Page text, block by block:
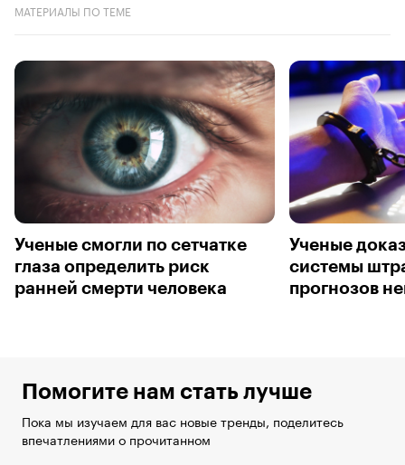
МАТЕРИАЛЫ ПО ТЕМЕ
Ученые смогли по сетчатке
глаза определить риск
ранней смерти человека
Ученые
системы
прогнозов
Помогите нам стать лучше
Пока мы изучаем для вас новые тренды, поделитесь
впечатлениями о прочитанном